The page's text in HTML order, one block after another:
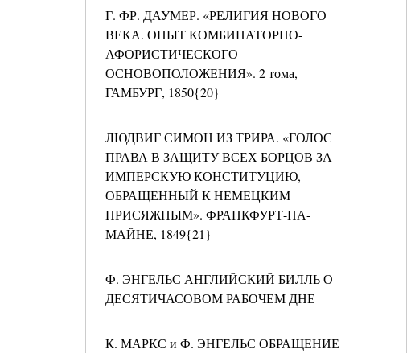
Г. ФР. ДАУМЕР. «РЕЛИГИЯ НОВОГО
ВЕКА. ОПЫТ КОМБИНАТОРНО-
АФОРИСТИЧЕСКОГО
ОСНОВОПОЛОЖЕНИЯ». 2 тома,
ГАМБУРГ, 1850{20}
ЛЮДВИГ СИМОН ИЗ ТРИРА. «ГОЛОС
ПРАВА В ЗАЩИТУ ВСЕХ БОРЦОВ ЗА
ИМПЕРСКУЮ КОНСТИТУЦИЮ,
ОБРАЩЕННЫЙ К НЕМЕЦКИМ
ПРИСЯЖНЫМ». ФРАНКФУРТ-НА-
МАЙНЕ, 1849{21}
Ф. ЭНГЕЛЬС АНГЛИЙСКИЙ БИЛЛЬ О
ДЕСЯТИЧАСОВОМ РАБОЧЕМ ДНЕ
К. МАРКС и Ф. ЭНГЕЛЬС ОБРАЩЕНИЕ